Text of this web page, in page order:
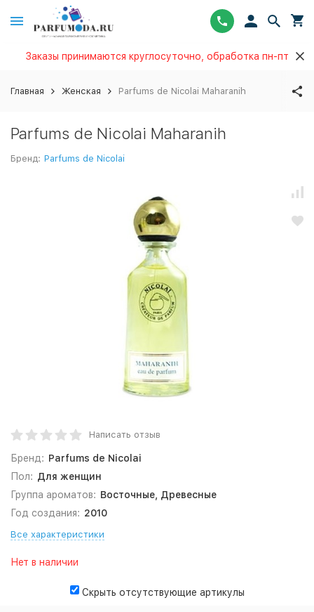
Заказы принимаются круглосуточно, обработка пн-пт
Главная Женская Parfums de Nicolai Maharanih
Parfums de Nicolai Maharanih
Бренд: Parfums de Nicolai
Написать отзыв
Бренд: Parfums de Nicolai
Пол: Для женщин
Группа ароматов: Восточные, Древесные
Год создания: 2010
Все характеристики
Нет в наличии
Скрыть отсутствующие артикулы